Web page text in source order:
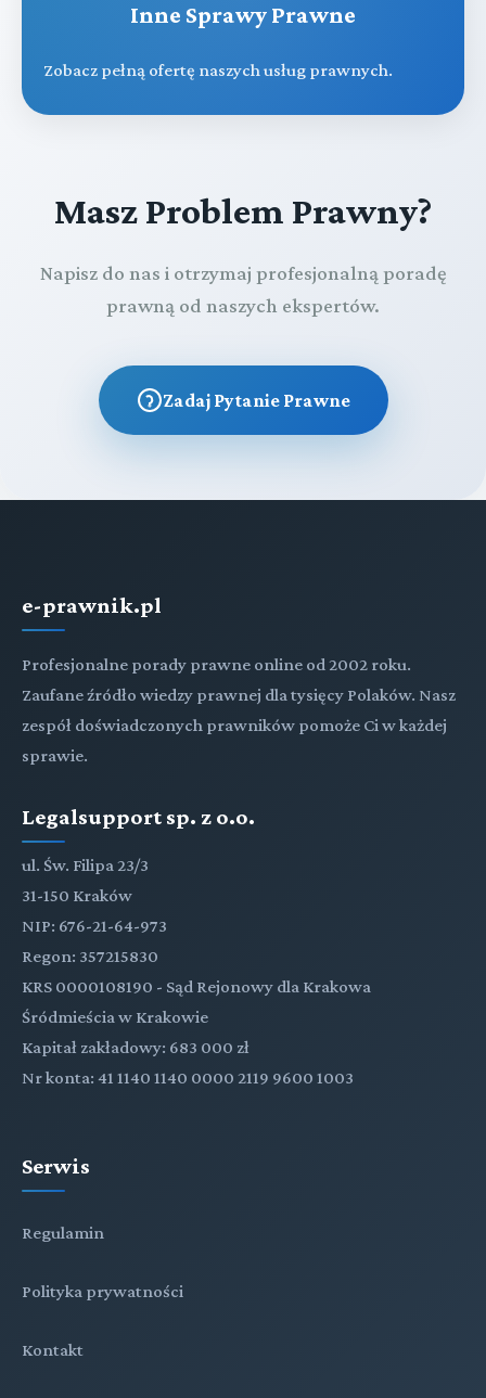
Inne Sprawy Prawne
Zobacz pełną ofertę naszych usług prawnych.
Masz Problem Prawny?
Napisz do nas i otrzymaj profesjonalną poradę
prawną od naszych ekspertów.
Zadaj Pytanie Prawne
e-prawnik.pl
Profesjonalne porady prawne online od 2002 roku.
Zaufane źródło wiedzy prawnej dla tysięcy Polaków. Nasz
zespół doświadczonych prawników pomoże Ci w każdej
sprawie.
Legalsupport sp. z o.o.
ul. Św. Filipa 23/3
31-150 Kraków
NIP: 676-21-64-973
Regon: 357215830
KRS 0000108190 - Sąd Rejonowy dla Krakowa
Śródmieścia w Krakowie
Kapitał zakładowy: 683 000 zł
Nr konta: 41 1140 1140 0000 2119 9600 1003
Serwis
Regulamin
Polityka prywatności
Kontakt